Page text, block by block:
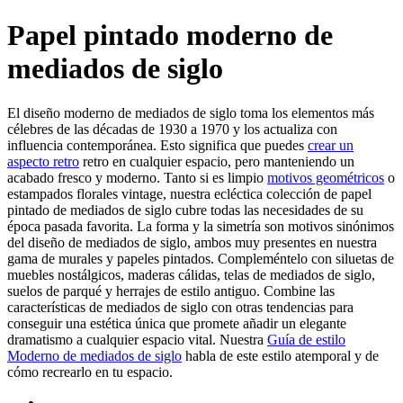
Papel pintado moderno de
mediados de siglo
El diseño moderno de mediados de siglo toma los elementos más
célebres de las décadas de 1930 a 1970 y los actualiza con
influencia contemporánea. Esto significa que puedes crear un
aspecto retro retro en cualquier espacio, pero manteniendo un
acabado fresco y moderno. Tanto si es limpio motivos geométricos o
estampados florales vintage, nuestra ecléctica colección de papel
pintado de mediados de siglo cubre todas las necesidades de su
época pasada favorita. La forma y la simetría son motivos sinónimos
del diseño de mediados de siglo, ambos muy presentes en nuestra
gama de murales y papeles pintados. Compleméntelo con siluetas de
muebles nostálgicos, maderas cálidas, telas de mediados de siglo,
suelos de parqué y herrajes de estilo antiguo. Combine las
características de mediados de siglo con otras tendencias para
conseguir una estética única que promete añadir un elegante
dramatismo a cualquier espacio vital. Nuestra Guía de estilo
Moderno de mediados de siglo habla de este estilo atemporal y de
cómo recrearlo en tu espacio.